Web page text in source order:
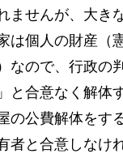
ませんが、大き
は個人の財産（
なので、行政の
と合意なく解体
の公費解体をす
者と合意しなけ